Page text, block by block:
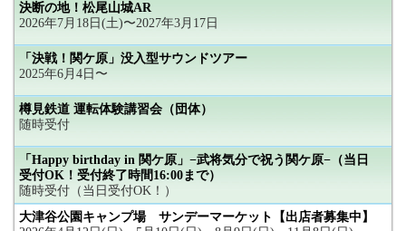
決断の地！松尾山城AR
2026年7月18日(土)〜2027年3月17日
「決戦！関ケ原」没入型サウンドツアー
2025年6月4日〜
樽見鉄道 運転体験講習会（団体）
随時受付
「Happy birthday in 関ケ原」−武将気分で祝う関ケ原−（当日
受付OK！受付終了時間16:00まで）
随時受付（当日受付OK！）
大津谷公園キャンプ場 サンデーマーケット【出店者募集中】